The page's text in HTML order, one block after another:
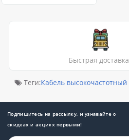
Быстрая доставка
Теги:Кабель высокочастотный
Подпишитесь на рассылку, и узнавайте о
скидках и акциях первыми!